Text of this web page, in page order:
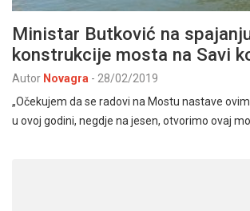
Ministar Butković na
konstrukcije mosta na Savi
Autor Novagra - 28/02/2019
„Očekujem da se radovi na Mostu nastave
u ovoj godini, negdje na jesen, otvorimo ovaj